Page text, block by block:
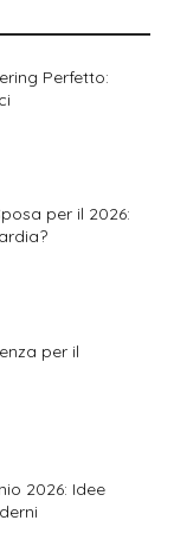
Perfetto:
per il 2026:
per il
2026: Idee